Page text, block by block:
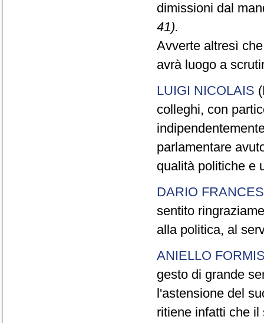
dimissioni dal
41).
Avverte altresì
avrà luogo a
LUIGI NICOLAIS
colleghi, con
parlamentare
qualità politiche e
DARIO
sentito
alla politica, al
ANIELLO
gesto di grande
l'astensione del
ritiene infatti che